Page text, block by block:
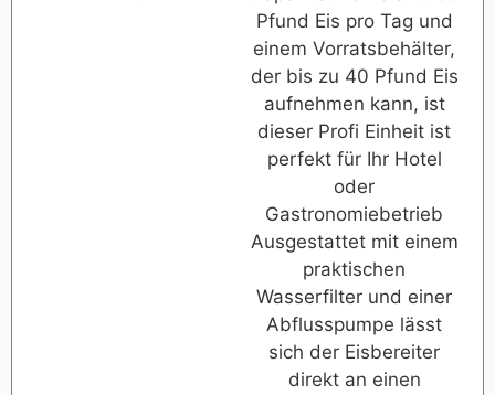
Pfund Eis pro Tag und
einem Vorratsbehälter,
der bis zu 40 Pfund Eis
aufnehmen kann, ist
dieser Profi Einheit ist
perfekt für Ihr Hotel
oder
Gastronomiebetrieb
Ausgestattet mit einem
praktischen
Wasserfilter und einer
Abflusspumpe lässt
sich der Eisbereiter
direkt an einen